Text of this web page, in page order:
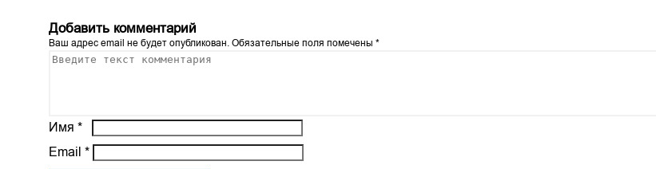
Добавить комментарий
Ваш адрес email не будет опубликован. Обязательные поля помечены*
Имя*
Email*